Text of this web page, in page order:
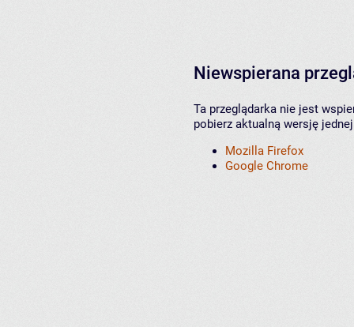
Niewspierana
Ta przeglądarka nie jest
pobierz aktualną wersję
Mozilla Firefox
Google Chrome